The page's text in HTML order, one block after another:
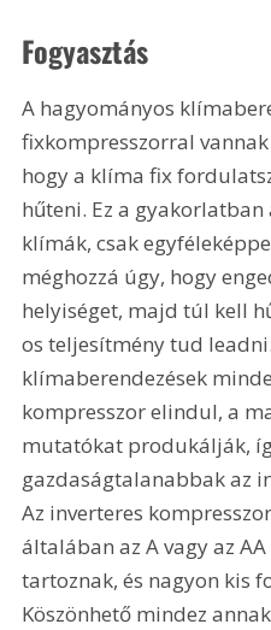
Fogyasztás
A hagyományos
fixkompresszorral
hogy a klíma fix
hűteni. Ez a gyakorlatban
klímák, csak
méghozzá úgy, hogy
helyiséget, majd túl kell
os teljesítmény tud
klímaberendezések
kompresszor elindul, a
mutatókat produkálják,
gazdaságtalanabbak az
Az inverteres
általában az A vagy az
tartoznak, és nagyon kis
Köszönhető mindez